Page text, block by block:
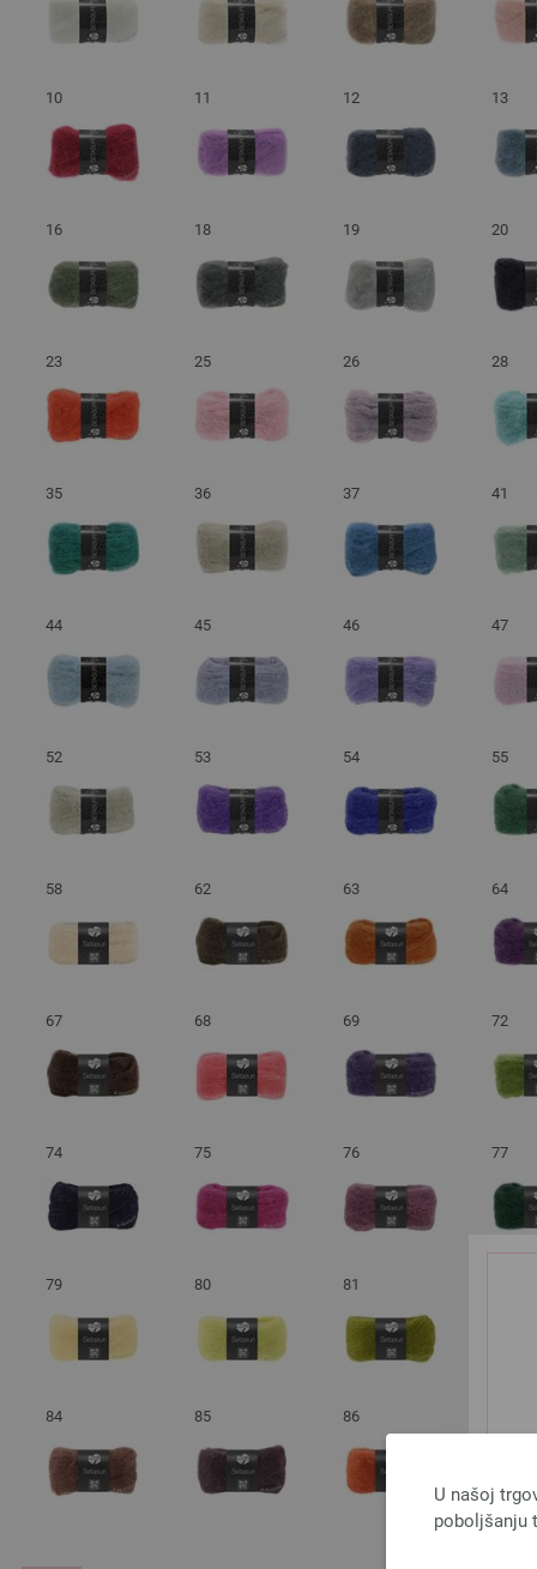
U našoj
poboljšanju
10 11 12 13
16 18 19 20
23 25 26 28
35 36 37 41
44 45 46 47
52 53 54 55
58 62 63 64
67 68 69 72
74 75 76 77
79 80 81
84 85 86